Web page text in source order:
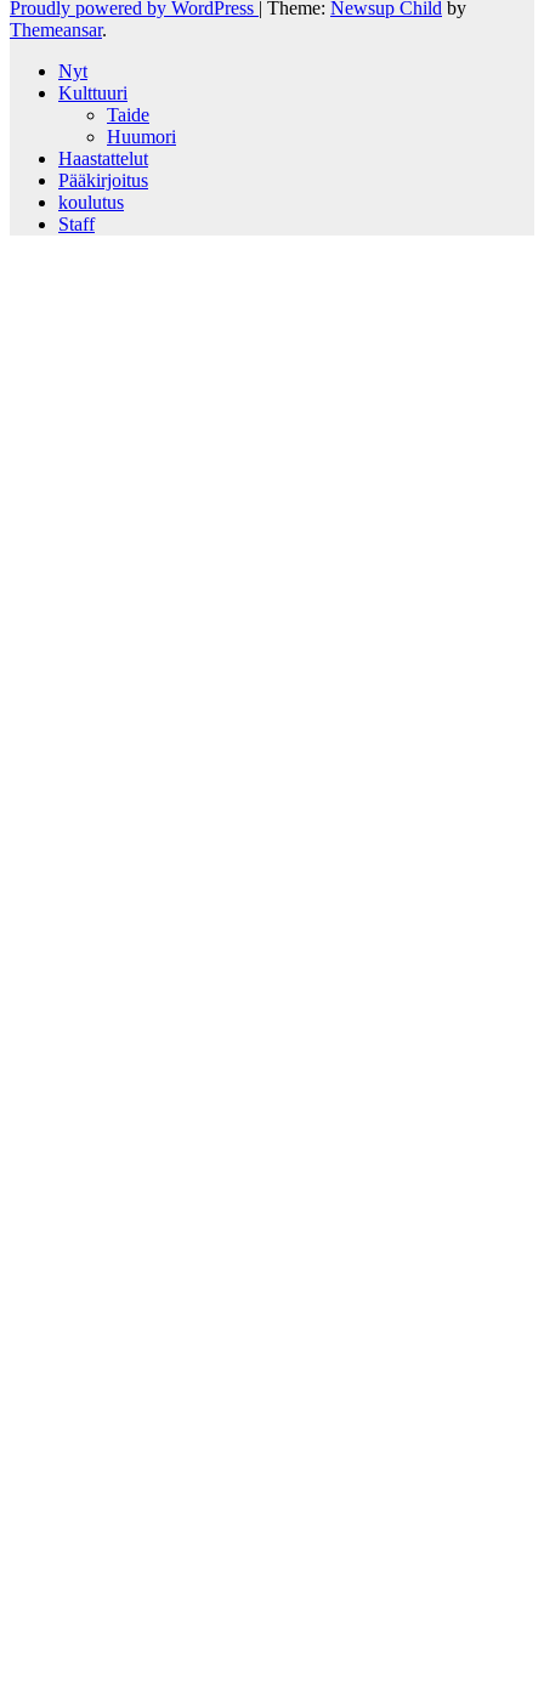
Proudly powered by WordPress | Theme: Newsup Child by
Themeansar.
Nyt
Kulttuuri
Taide
Huumori
Haastattelut
Pääkirjoitus
koulutus
Staff